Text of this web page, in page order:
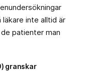
inte alltid är
patienter man
granskar